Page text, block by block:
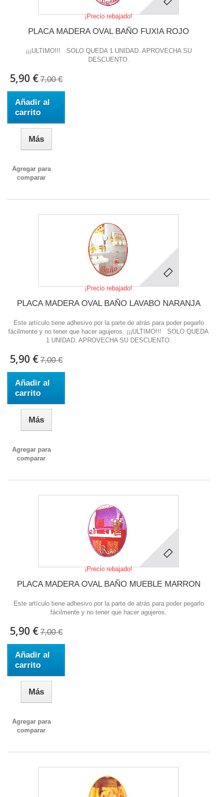
¡Precio rebajado!
PLACA MADERA OVAL BAÑO FUXIA ROJO
¡¡¡ULTIMO!!! SOLO QUEDA 1 UNIDAD. APROVECHA SU
DESCUENTO.
5,90 € 7,00 €
Añadir al
carrito
Más
Agregar para
comparar
¡Precio rebajado!
PLACA MADERA OVAL BAÑO LAVABO NARANJA
Este artículo tiene adhesivo por la parte de atrás para poder pegarlo
fácilmente y no tener que hacer agujeros. ¡¡¡ULTIMO!!! SOLO QUEDA
1 UNIDAD. APROVECHA SU DESCUENTO.
5,90 € 7,00 €
Añadir al
carrito
Más
Agregar para
comparar
¡Precio rebajado!
PLACA MADERA OVAL BAÑO MUEBLE MARRON
Este artículo tiene adhesivo por la parte de atrás para poder pegarlo
fácilmente y no tener que hacer agujeros.
5,90 € 7,00 €
Añadir al
carrito
Más
Agregar para
comparar